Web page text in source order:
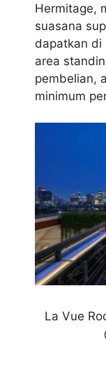
Hermitage,
suasana
dapatkan di
area
pembelian,
minimum
La Vue